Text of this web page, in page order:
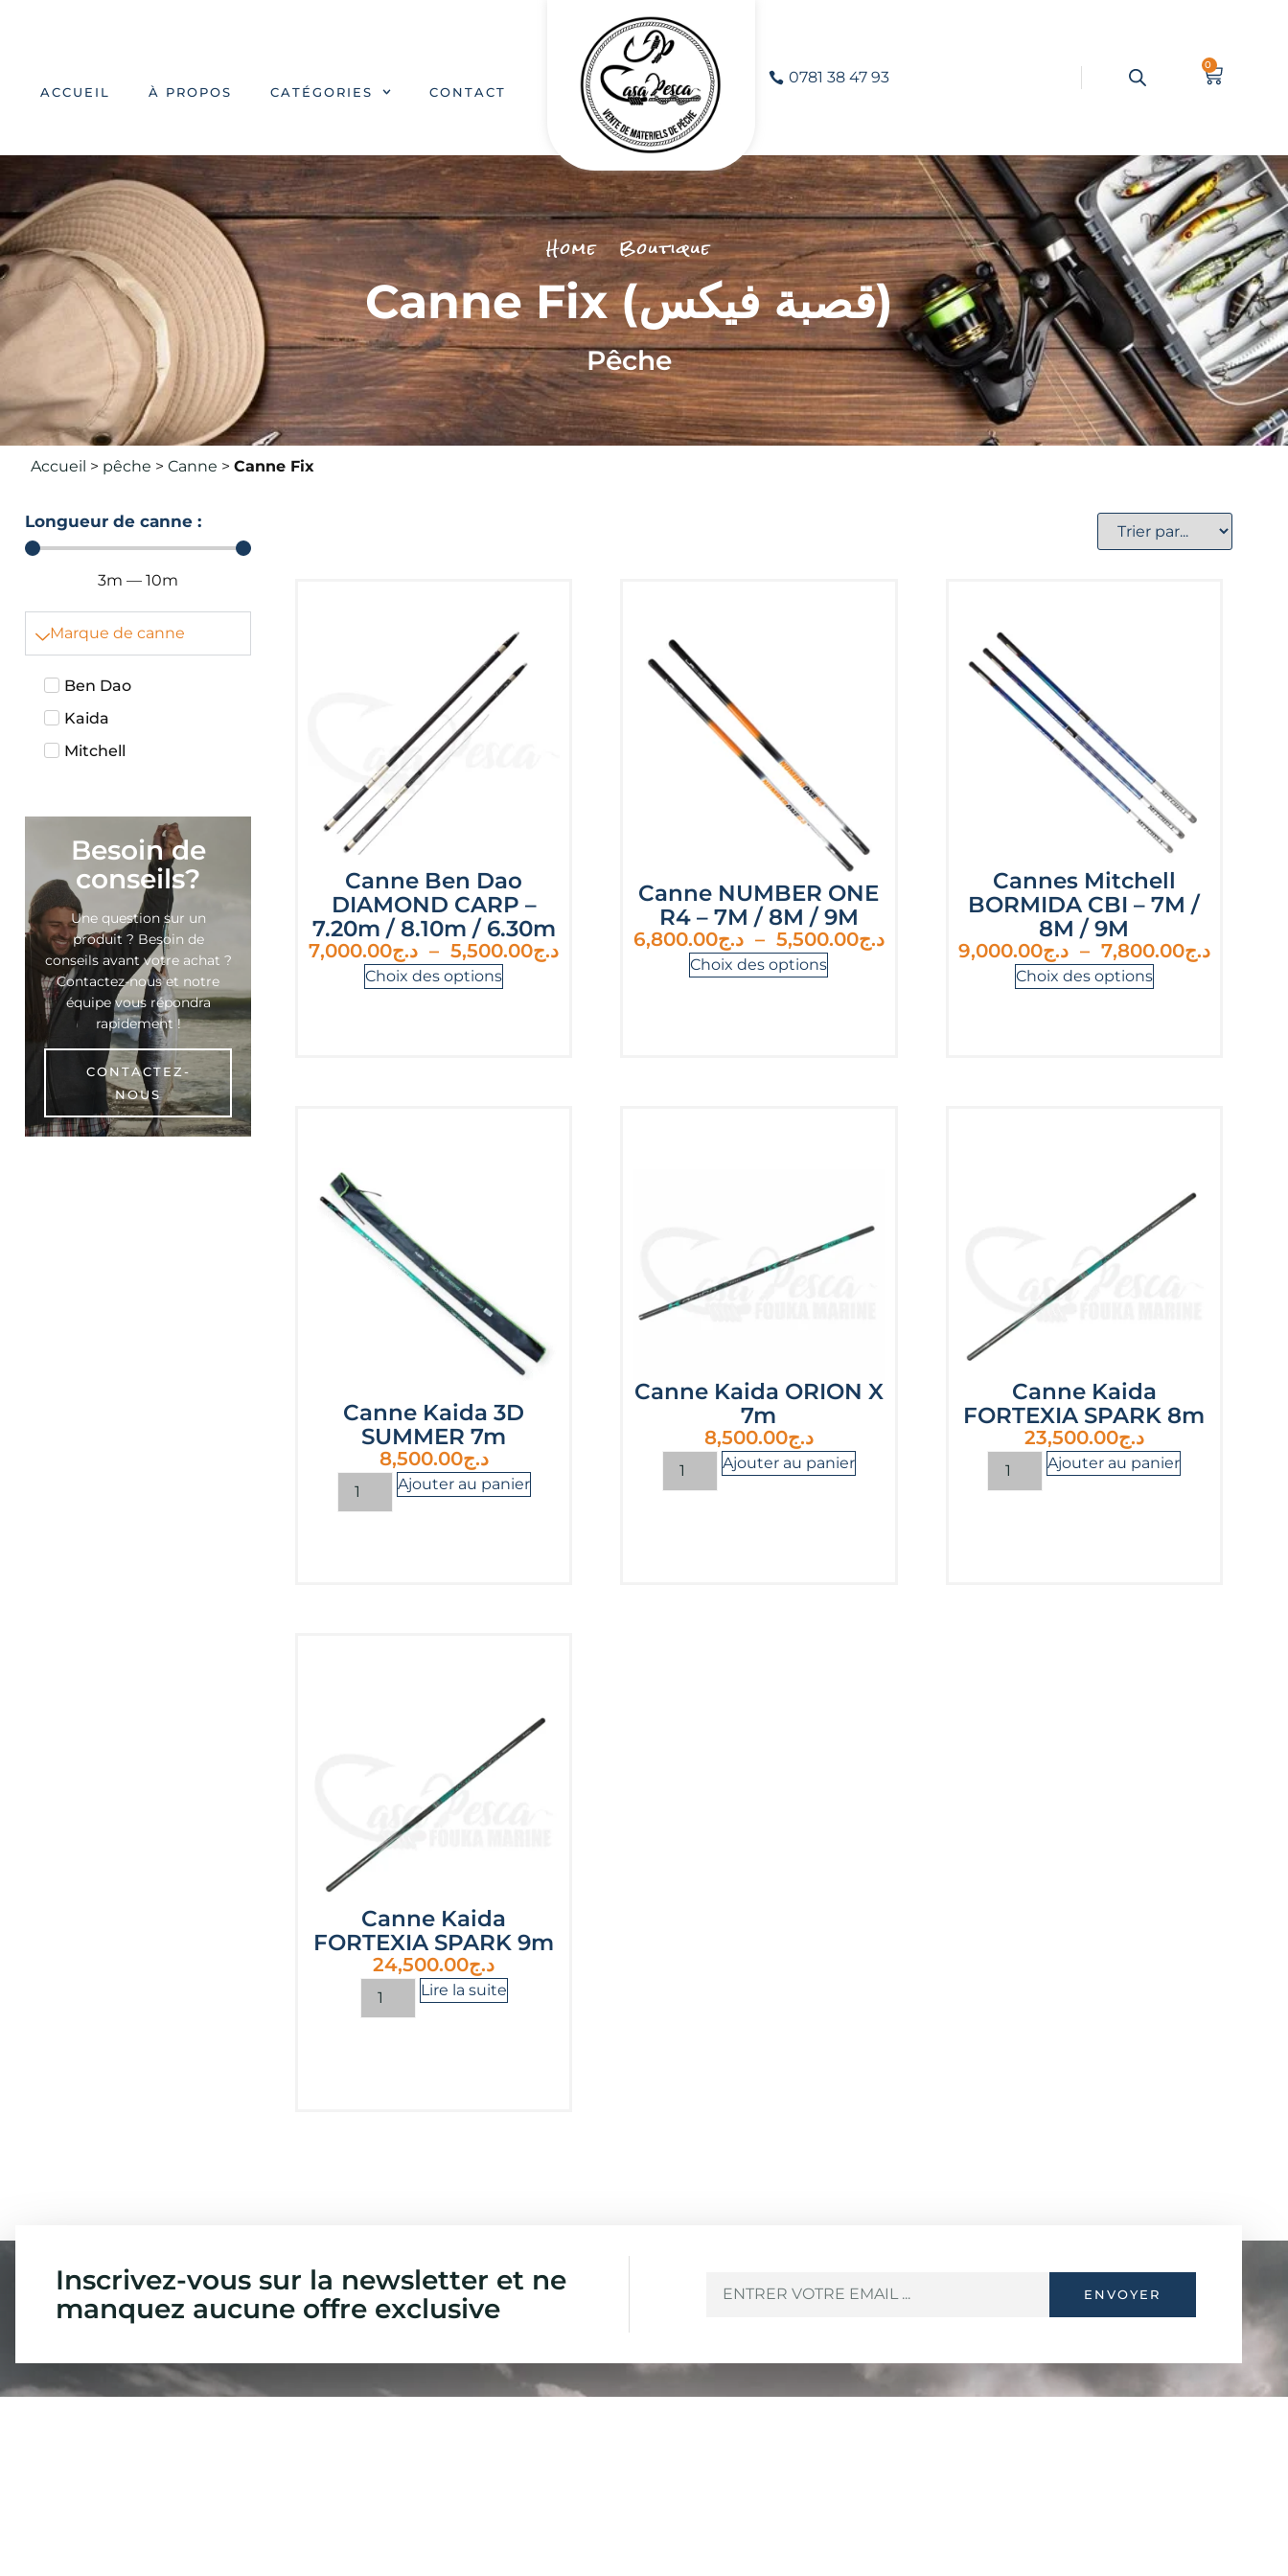
ACCUEIL À PROPOS CATÉGORIES CONTACT
0781 38 47 93
0
Home Boutique
Canne Fix (قصبة فيكس)
Pêche
Accueil > pêche > Canne > Canne Fix
Longueur de canne :
3m — 10m
Marque de canne
Ben Dao
Kaida
Mitchell
Besoin de
conseils?
Une question sur un
produit ? Besoin de
conseils avant votre achat ?
Contactez-nous et notre
équipe vous répondra
rapidement !
CONTACTEZ-
NOUS
Canne Ben Dao
DIAMOND CARP –
7.20m / 8.10m / 6.30m
د.ج5,500.00
– د.ج7,000.00
Choix des options
Canne NUMBER ONE
R4 – 7M / 8M / 9M
د.ج5,500.00
– د.ج6,800.00
Choix des options
Cannes Mitchell
BORMIDA CBI – 7M /
8M / 9M
د.ج7,800.00
– د.ج9,000.00
Choix des options
Canne Kaida 3D
SUMMER 7m
د.ج8,500.00
Ajouter au panier
Canne Kaida ORION X
7m
د.ج8,500.00
Ajouter au panier
Canne Kaida
FORTEXIA SPARK 8m
د.ج23,500.00
Ajouter au panier
Canne Kaida
FORTEXIA SPARK 9m
د.ج24,500.00
Lire la suite
Inscrivez-vous sur la newsletter et ne
manquez aucune offre exclusive
ENVOYER